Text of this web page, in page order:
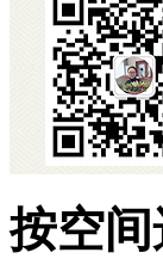
按空